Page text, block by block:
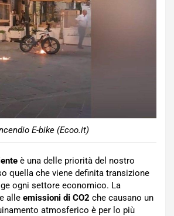
E-bike (Ecoo.it)
è una delle priorità del nostro
quella che viene definita transizione
ogni settore economico. La
alle emissioni di CO2 che causano un
atmosferico è per lo più